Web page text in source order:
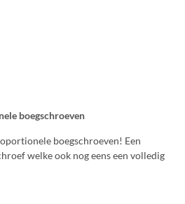
boegschroeven
boegschroeven! Een
welke ook nog eens een volledig